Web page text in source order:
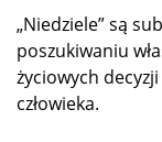
„Niedziele” są
poszukiwaniu
życiowych
człowieka.